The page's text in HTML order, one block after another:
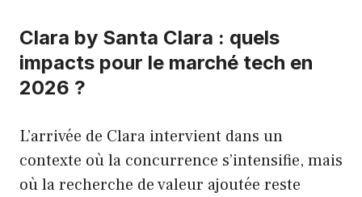
Clara by Santa Clara : quels
impacts pour le marché tech en
2026 ?
L’arrivée de Clara intervient dans un
contexte où la concurrence s’intensifie, mais
où la recherche de valeur ajoutée reste